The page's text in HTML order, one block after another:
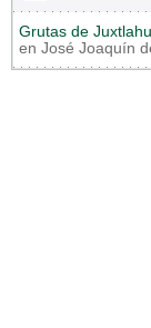
Grutas de
en José Joaquín